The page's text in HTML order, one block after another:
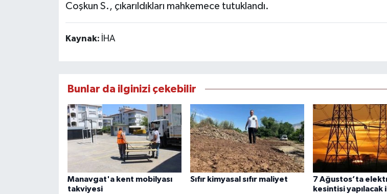
Coşkun S., çıkarıldıkları mahkemece tutuklandı.
Kaynak: İHA
Bunlar da ilginizi çekebilir
Manavgat'a kent mobilyası
takviyesi
Sıfır kimyasal sıfır maliyet
7 Ağustos’ta
kesintisi yapılacak